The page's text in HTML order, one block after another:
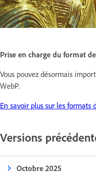
Prise en charge du format
Vous pouvez désormais
WebP.
En savoir plus sur les
Versions
Octobre 2025